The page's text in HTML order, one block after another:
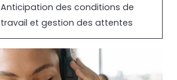
Anticipation des conditions de
travail et gestion des attentes